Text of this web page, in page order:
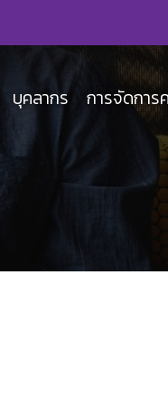
บุคลากร การจัดการ